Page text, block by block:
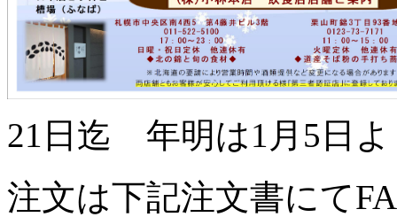
21日迄 年明は1月5日
注文は下記注文書にて